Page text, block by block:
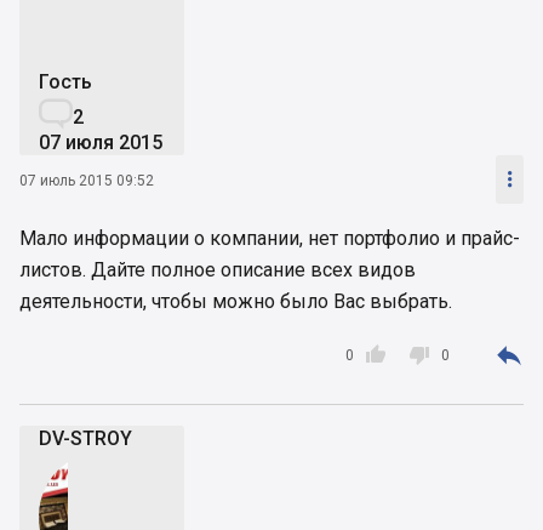
Гость
2
07 июля 2015
07 июль 2015 09:52 
Мало информации о компании, нет портфолио и прайс-
листов. Дайте полное описание всех видов
деятельности, чтобы можно было Вас выбрать.

0  0 
DV-STROY